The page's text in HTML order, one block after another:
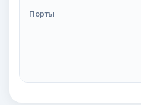
Порты